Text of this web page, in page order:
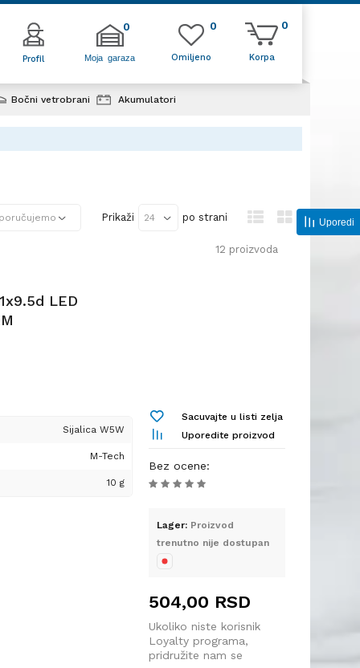
Profil Moja garaza
0
Korpa
0
Omiljeno
0
Bočni vetrobrani Akumulatori
Uporedi
Prikaži po strani
12 proizvoda
LED
Sijalica W5W
M-Tech
10 g
Sacuvajte u listi zelja
Uporedite proizvod
Bez ocene:
Lager: Proizvod
trenutno nije dostupan
504,00 RSD
Ukoliko niste korisnik
Loyalty programa,
pridružite nam se